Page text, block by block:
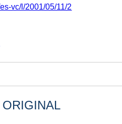
vc/l/2001/05/11/2